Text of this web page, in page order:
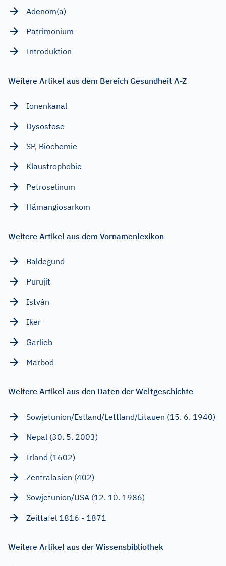
Adenom(a)
Patrimonium
Introduktion
Weitere Artikel aus dem Bereich Gesundheit A-Z
Ionenkanal
Dysostose
SP, Biochemie
Klaustrophobie
Petroselinum
Hämangiosarkom
Weitere Artikel aus dem Vornamenlexikon
Baldegund
Purujit
István
Iker
Garlieb
Marbod
Weitere Artikel aus den Daten der Weltgeschichte
Sowjetunion/Estland/Lettland/Litauen (15. 6. 1940)
Nepal (30. 5. 2003)
Irland (1602)
Zentralasien (402)
Sowjetunion/USA (12. 10. 1986)
Zeittafel 1816 - 1871
Weitere Artikel aus der Wissensbibliothek